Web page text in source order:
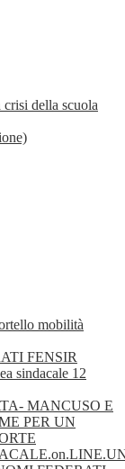
della scuola
mobilità
FENSIR
sindacale 12
MANCUSO E
PER UN